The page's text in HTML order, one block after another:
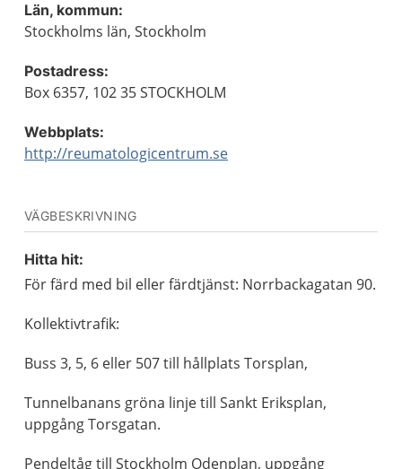
Län, kommun:
Stockholms län, Stockholm
Postadress:
Box 6357, 102 35 STOCKHOLM
Webbplats:
http://reumatologicentrum.se
VÄGBESKRIVNING
Hitta hit:
För färd med bil eller färdtjänst: Norrbackagatan 90.
Kollektivtrafik:
Buss 3, 5, 6 eller 507 till hållplats Torsplan,
Tunnelbanans gröna linje till Sankt Eriksplan,
uppgång Torsgatan.
Pendeltåg till Stockholm Odenplan, uppgång